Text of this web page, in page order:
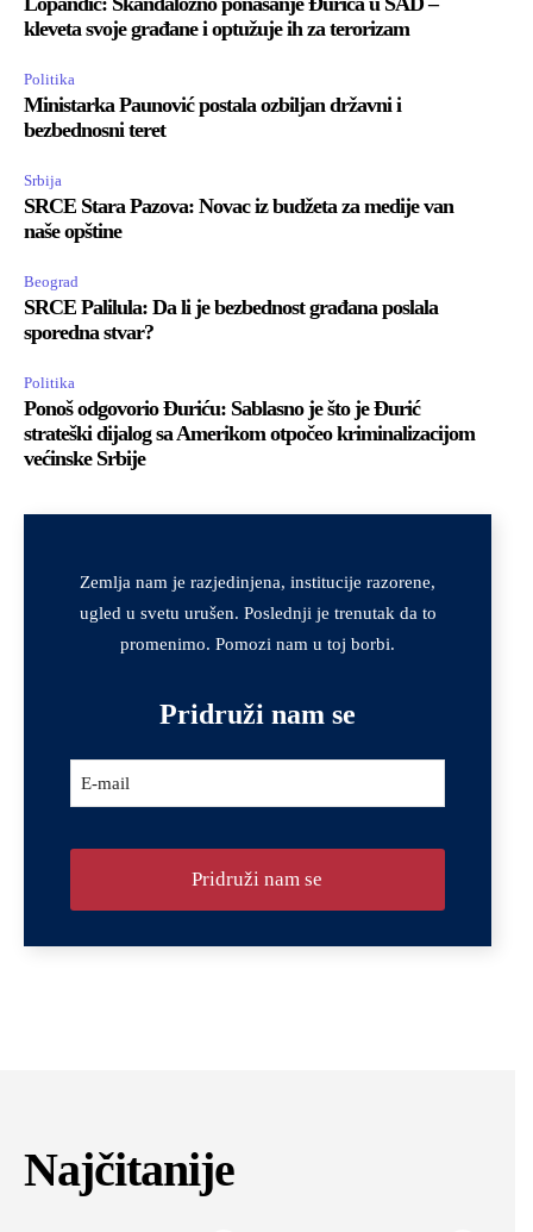
kleveta svoje građane i optužuje ih za terorizam
Politika
Ministarka Paunović postala ozbiljan državni i
bezbednosni teret
Srbija
SRCE Stara Pazova: Novac iz budžeta za medije van
naše opštine
Beograd
SRCE Palilula: Da li je bezbednost građana poslala
sporedna stvar?
Politika
Ponoš odgovorio Đuriću: Sablasno je što je Đurić
strateški dijalog sa Amerikom otpočeo kriminalizacijom
većinske Srbije
Zemlja nam je razjedinjena, institucije razorene,
ugled u svetu urušen. Poslednji je trenutak da to
promenimo. Pomozi nam u toj borbi.
Pridruži nam se
E-mail
Pridruži nam se
Najčitanije